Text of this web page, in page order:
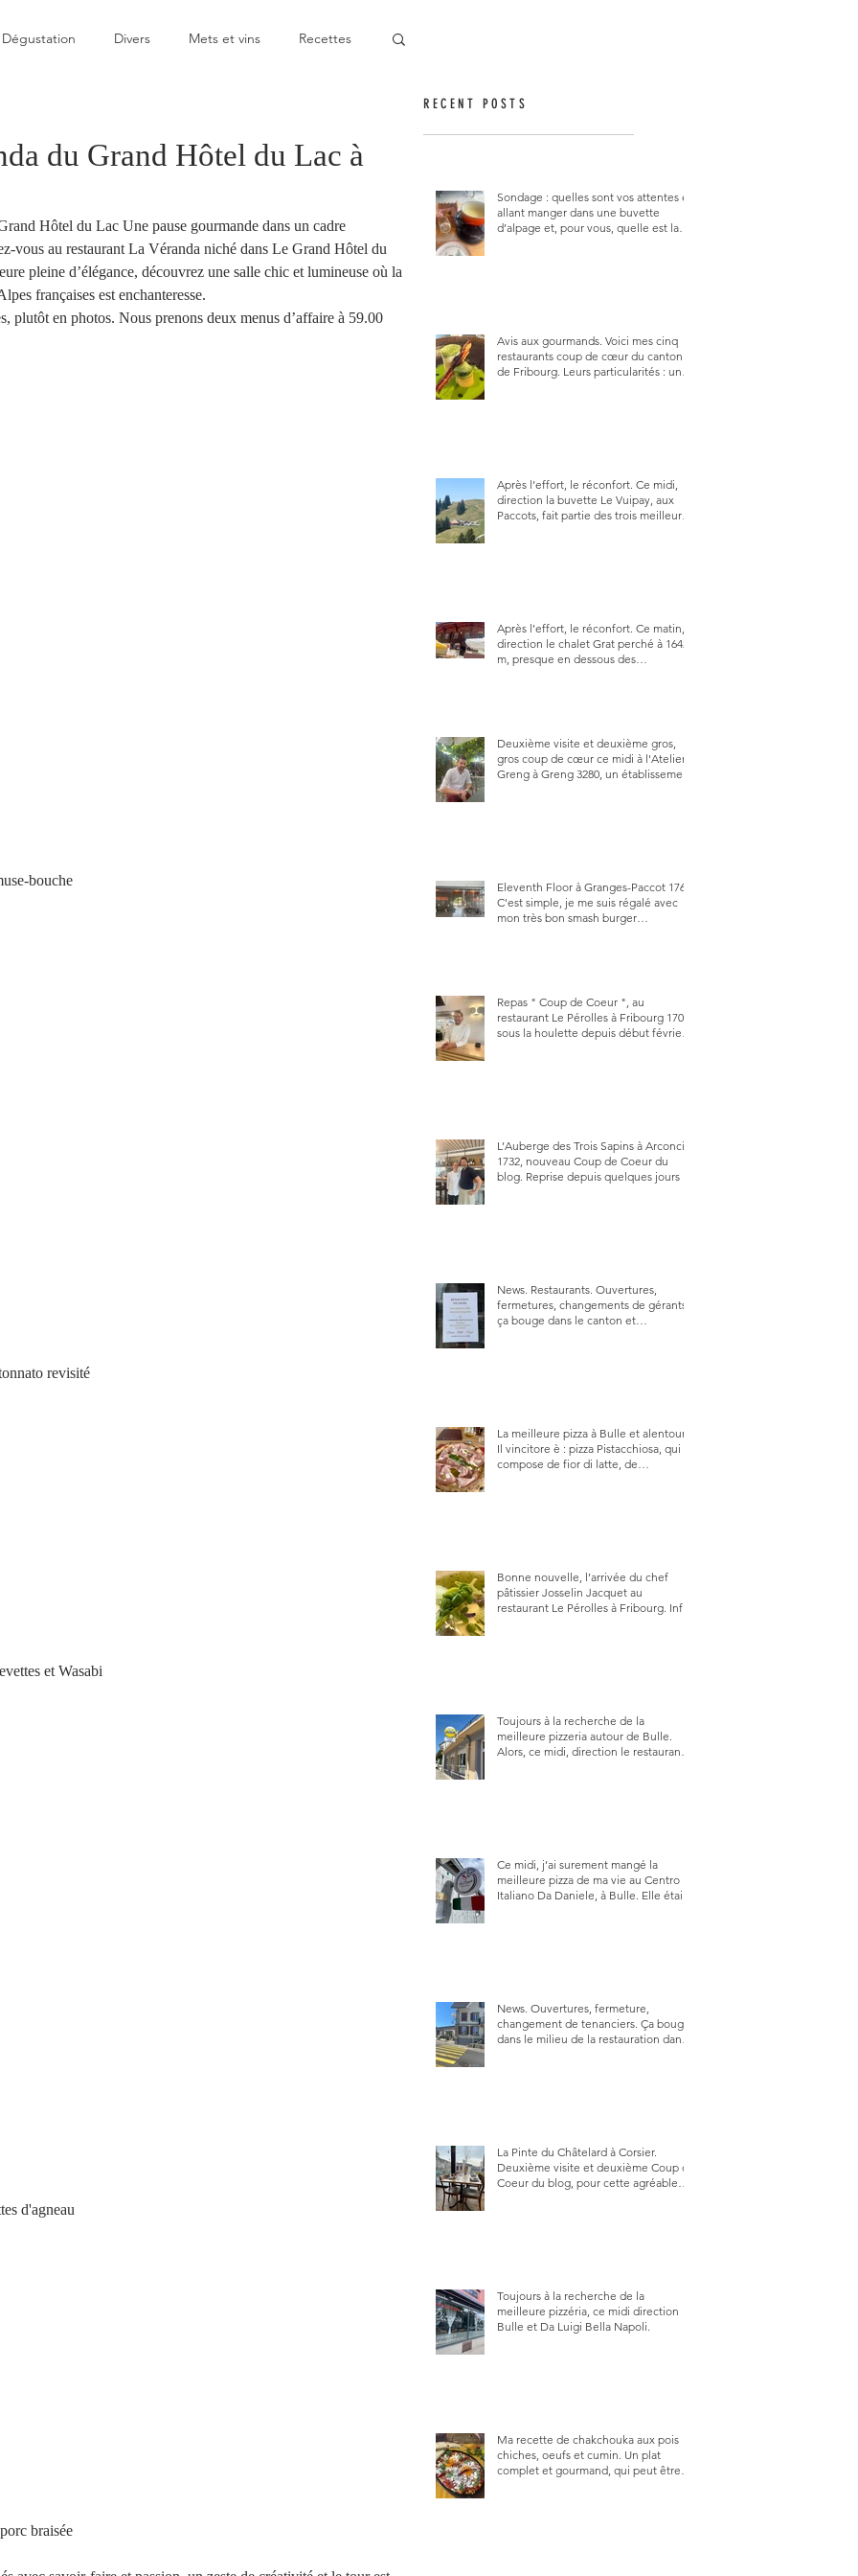
Dégustation Divers Mets et vins Recettes
Bistronomie Coup de gueule
du Grand Hôtel du Lac à
Hôtel du Lac Une pause gourmande dans un cadre
vous au restaurant La Véranda niché dans Le Grand Hôtel du
pleine d’élégance, découvrez une salle chic et lumineuse où la
françaises est enchanteresse.
plutôt en photos. Nous prenons deux menus d’affaire à 59.00
L'amuse-bouche
Vitelo tonnato revisité
Queues de crevettes et Wasabi
Côtelettes d'agneau
Joue de porc braisée
RECENT POSTS
Sondage : quelles sont vos attentes en
allant manger dans une buvette
d’alpage et, pour vous, quelle est la
Avis aux gourmands. Voici mes cinq
restaurants coup de cœur du canton
de Fribourg. Leurs particularités : un
Après l’effort, le réconfort. Ce midi,
direction la buvette Le Vuipay, aux
Paccots, fait partie des trois meilleures
Après l’effort, le réconfort. Ce matin,
direction le chalet Grat perché à 1642
m, presque en dessous des
Deuxième visite et deuxième gros,
gros coup de cœur ce midi à l'Atelier
Greng à Greng 3280, un établissement
Eleventh Floor à Granges-Paccot 1763.
C'est simple, je me suis régalé avec
mon très bon smash burger
Repas " Coup de Coeur ", au
restaurant Le Pérolles à Fribourg 1700,
sous la houlette depuis début février
L’Auberge des Trois Sapins à Arconciel
1732, nouveau Coup de Coeur du
blog. Reprise depuis quelques jours (le
News. Restaurants. Ouvertures,
fermetures, changements de gérants,
ça bouge dans le canton et
La meilleure pizza à Bulle et alentour.
Il vincitore è : pizza Pistacchiosa, qui se
compose de fior di latte, de
Bonne nouvelle, l’arrivée du chef
pâtissier Josselin Jacquet au
restaurant Le Pérolles à Fribourg. Info
Toujours à la recherche de la
meilleure pizzeria autour de Bulle.
Alors, ce midi, direction le restaurant
Ce midi, j’ai surement mangé la
meilleure pizza de ma vie au Centro
Italiano Da Daniele, à Bulle. Elle était
News. Ouvertures, fermeture,
changement de tenanciers. Ça bouge
dans le milieu de la restauration dans
La Pinte du Châtelard à Corsier.
Deuxième visite et deuxième Coup de
Coeur du blog, pour cette agréable
Toujours à la recherche de la
meilleure pizzéria, ce midi direction
Bulle et Da Luigi Bella Napoli.
Ma recette de chakchouka aux pois
chiches, oeufs et cumin. Un plat
complet et gourmand, qui peut être